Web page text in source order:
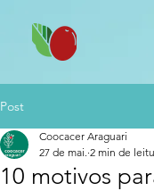
Post
10 motivos
Coocacer Araguari
27 de mai. 2 min de